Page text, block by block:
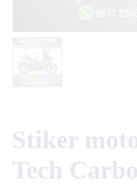
Stiker
Tech